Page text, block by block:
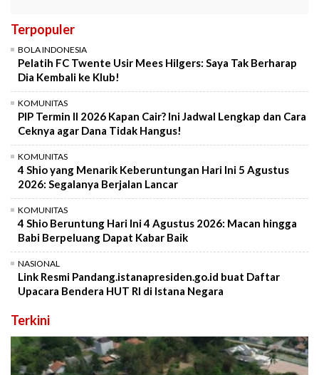
Terpopuler
BOLA INDONESIA
Pelatih FC Twente Usir Mees Hilgers: Saya Tak Berharap
Dia Kembali ke Klub!
KOMUNITAS
PIP Termin II 2026 Kapan Cair? Ini Jadwal Lengkap dan Cara
Ceknya agar Dana Tidak Hangus!
KOMUNITAS
4 Shio yang Menarik Keberuntungan Hari Ini 5 Agustus
2026: Segalanya Berjalan Lancar
KOMUNITAS
4 Shio Beruntung Hari Ini 4 Agustus 2026: Macan hingga
Babi Berpeluang Dapat Kabar Baik
NASIONAL
Link Resmi Pandang.istanapresiden.go.id buat Daftar
Upacara Bendera HUT RI di Istana Negara
Terkini